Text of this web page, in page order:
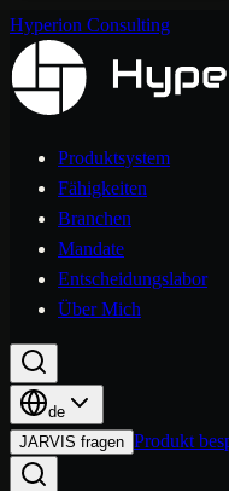
Hyperion Consulting
Produktsystem
Fähigkeiten
Branchen
Mandate
Entscheidungslabor
Über Mich
de
JARVIS fragen Produkt